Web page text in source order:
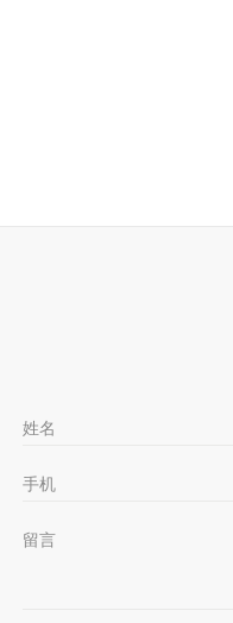
姓名
手机
留言